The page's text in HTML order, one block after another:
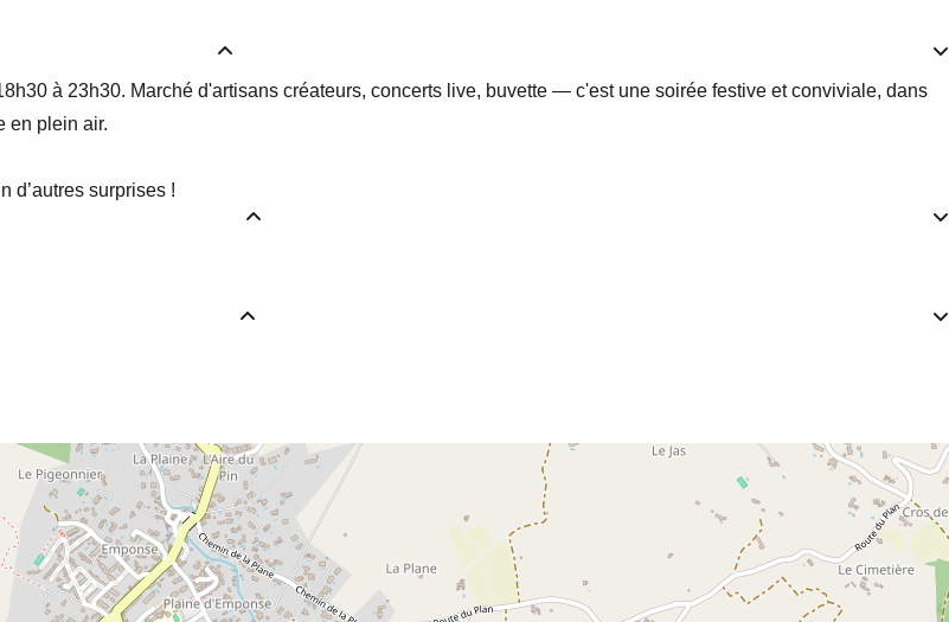
à 23h30. Marché d'artisans créateurs, concerts live, buvette — c'est une soirée festive et conviviale, dans
en plein air.
d’autres surprises !